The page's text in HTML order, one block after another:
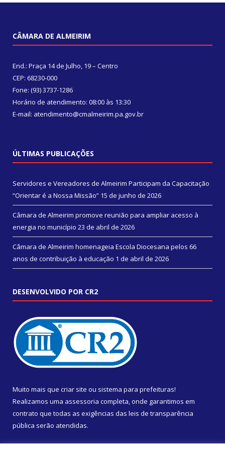
CÂMARA DE ALMEIRIM
End.: Praça 14 de Julho, 19 – Centro
CEP: 68230-000
Fone: (93) 3737-1286
Horário de atendimento: 08:00 às 13:30
E-mail: atendimento@cmalmeirim.pa.gov.br
ÚLTIMAS PUBLICAÇÕES
Servidores e Vereadores de Almeirim Participam da Capacitação
“Orientar é a Nossa Missão” 15 de junho de 2026
Câmara de Almeirim promove reunião para ampliar acesso à
energia no município 23 de abril de 2026
Câmara de Almeirim homenageia Escola Diocesana pelos 66
anos de contribuição à educação 1 de abril de 2026
DESENVOLVIDO POR CR2
Muito mais que criar site ou sistema para prefeituras!
Realizamos uma assessoria completa, onde garantimos em
contrato que todas as exigências das leis de transparência
pública serão atendidas.